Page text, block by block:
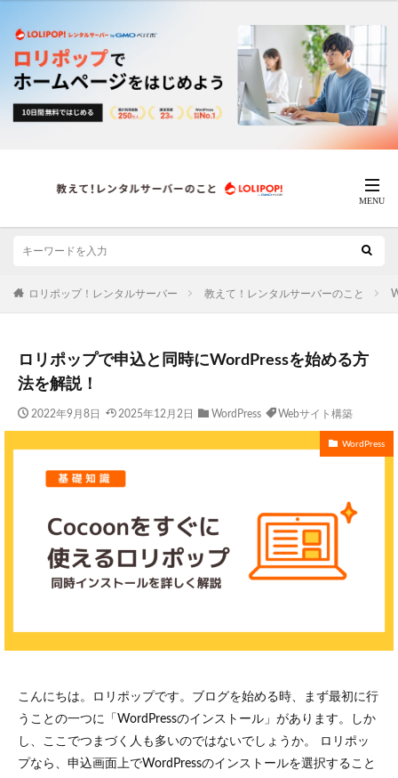
ロリポップ！レンタルサーバー 教えて！レンタルサーバーのこと
ロリポップで申込と同時にWordPressを始める方
法を解説！
2022年9月8日 2025年12月2日 WordPress Webサイト構築
WordPress
こんにちは。ロリポップです。ブログを始める時、まず最初に行
うことの一つに「WordPressのインストール」があります。しか
し、ここでつまづく人も多いのではないでしょうか。 ロリポッ
プなら、申込画面上でWordPressのインストールを選択すること